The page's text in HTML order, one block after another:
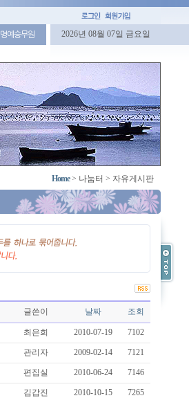
명예승무원 2026년 08월 07일 금요일
Home> 나눔터 > 자유게시판
글쓴이 날짜 조회
최은희 2010-07-19 7102
관리자 2009-02-14 7121
편집실 2010-06-24 7146
김갑진 2010-10-15 7265